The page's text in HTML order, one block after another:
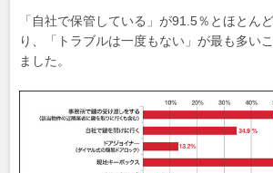
「自社で保管している」が91.5％とほとん
り、「トラブルは一度もない」が最も多い
ました。